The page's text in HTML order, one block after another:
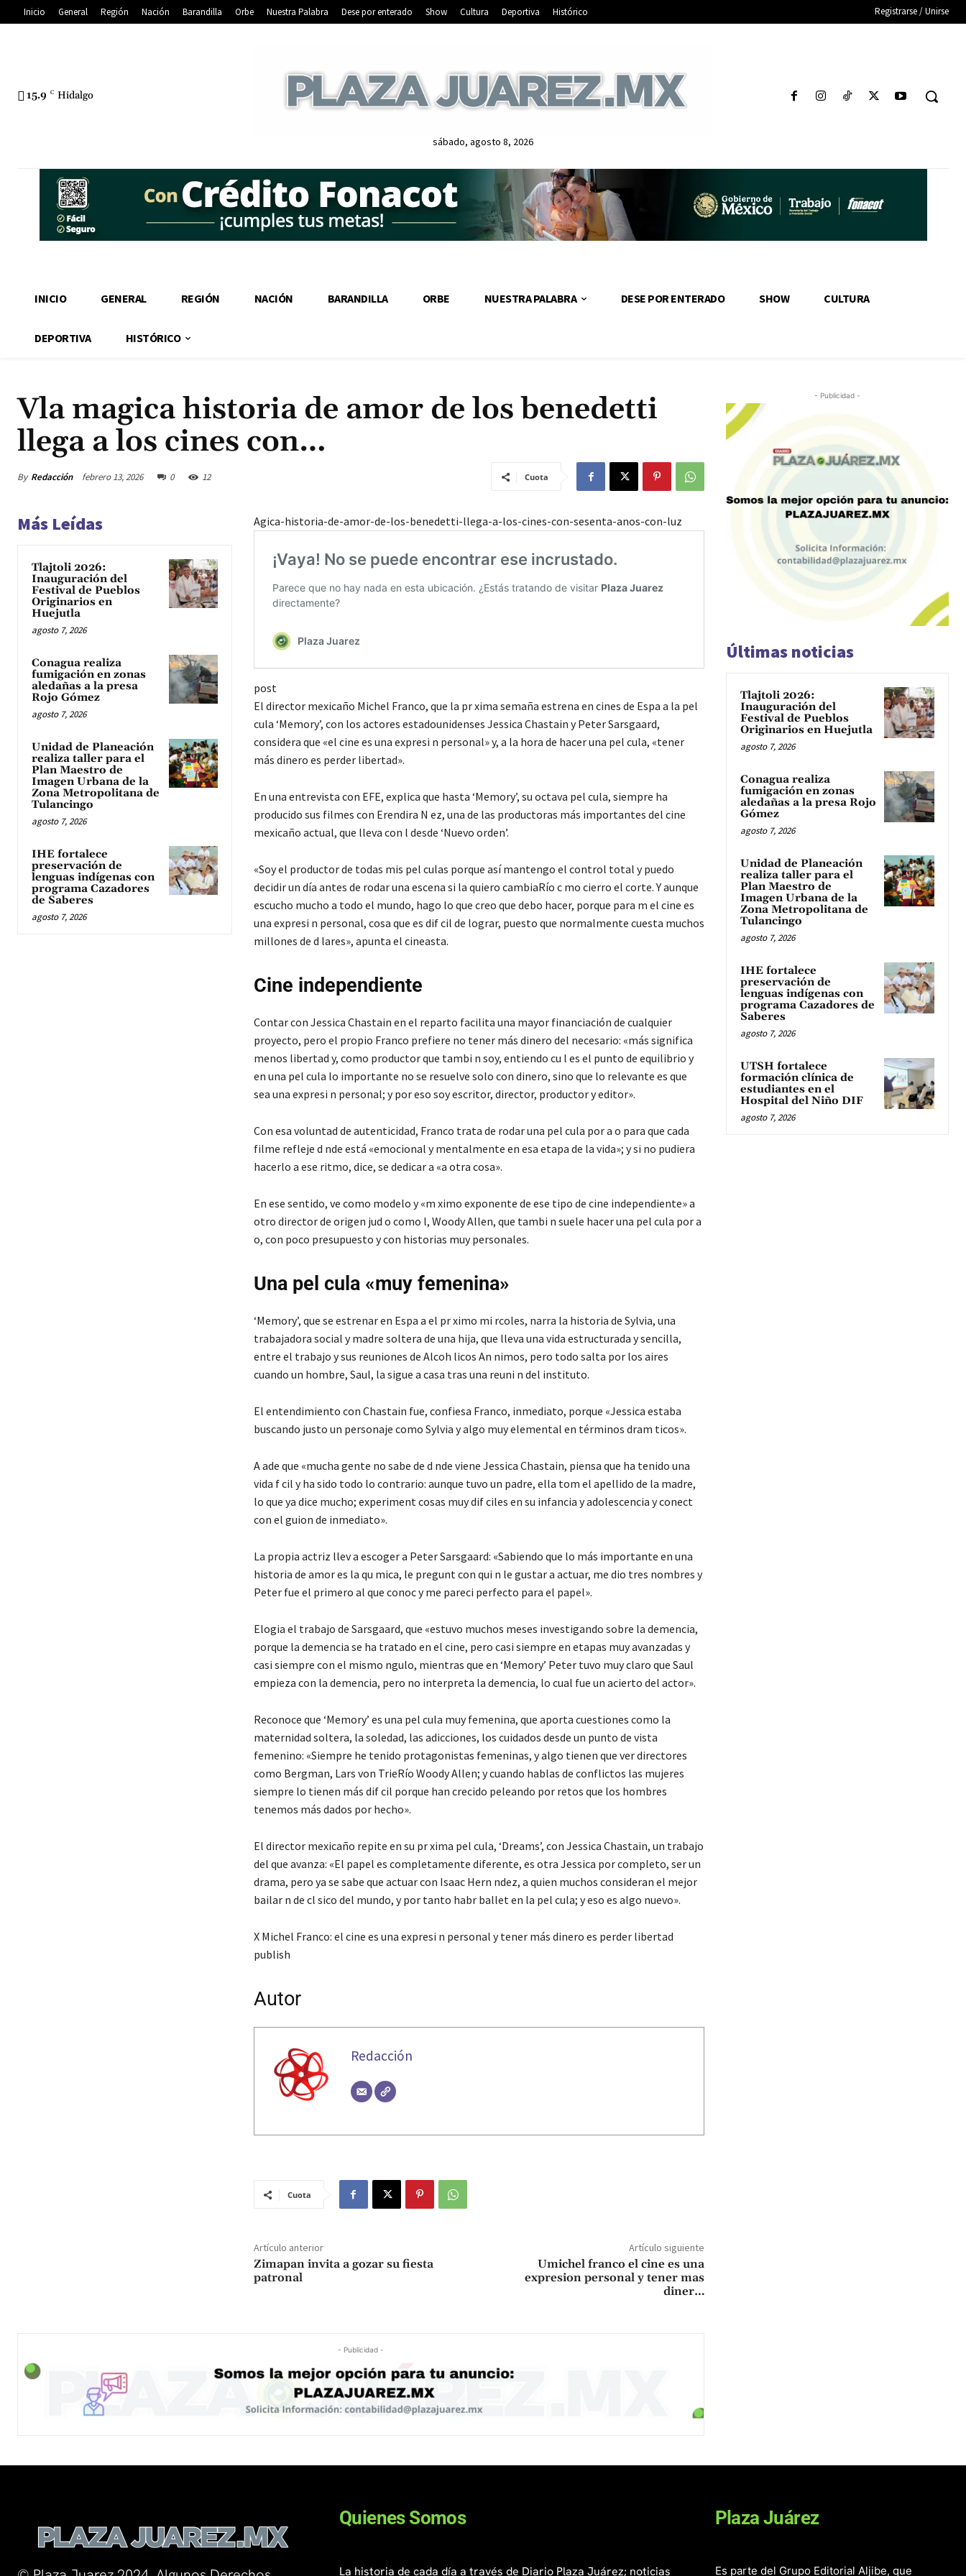
Inicio General Región Nación Barandilla Orbe Nuestra Palabra Dese por enterado Show Cultura Deportiva Histórico Registrarse / Unirse
15.9 C Hidalgo
sábado, agosto 8, 2026
INICIO GENERAL REGIÓN NACIÓN BARANDILLA ORBE NUESTRA PALABRA DESE POR ENTERADO SHOW CULTURA
DEPORTIVA HISTÓRICO
Vla magica historia de amor de los benedetti
llega a los cines con…
By Redacción febrero 13, 2026 0 12 Cuota
Más Leídas
Tlajtoli 2026:
Inauguración del
Festival de Pueblos
Originarios en
Huejutla
agosto 7, 2026
Conagua realiza
fumigación en zonas
aledañas a la presa
Rojo Gómez
agosto 7, 2026
Unidad de Planeación
realiza taller para el
Plan Maestro de
Imagen Urbana de la
Zona Metropolitana de
Tulancingo
agosto 7, 2026
IHE fortalece
preservación de
lenguas indígenas con
programa Cazadores
de Saberes
agosto 7, 2026
Agica-historia-de-amor-de-los-benedetti-llega-a-los-cines-con-sesenta-anos-con-luz
post
El director mexicaño Michel Franco, que la pr xima semaña estrena en cines de Espa a la pel
cula ‘Memory’, con los actores estadounidenses Jessica Chastain y Peter Sarsgaard,
considera que «el cine es una expresi n personal» y, a la hora de hacer una pel cula, «tener
más dinero es perder libertad».
En una entrevista con EFE, explica que hasta ‘Memory’, su octava pel cula, siempre ha
producido sus filmes con Erendira N ez, una de las productoras más importantes del cine
mexicaño actual, que lleva con l desde ‘Nuevo orden’.
«Soy el productor de todas mis pel culas porque así mantengo el control total y puedo
decidir un día antes de rodar una escena si la quiero cambiaRío c mo cierro el corte. Y aunque
escucho mucho a todo el mundo, hago lo que creo que debo hacer, porque para m el cine es
una expresi n personal, cosa que es dif cil de lograr, puesto que normalmente cuesta muchos
millones de d lares», apunta el cineasta.
Cine independiente
Contar con Jessica Chastain en el reparto facilita una mayor financiación de cualquier
proyecto, pero el propio Franco prefiere no tener más dinero del necesario: «más significa
menos libertad y, como productor que tambi n soy, entiendo cu l es el punto de equilibrio y
en una pel cula lo importante no se resuelve solo con dinero, sino que lo relevante es que
sea una expresi n personal; y por eso soy escritor, director, productor y editor».
Con esa voluntad de autenticidad, Franco trata de rodar una pel cula por a o para que cada
filme refleje d nde está «emocional y mentalmente en esa etapa de la vida»; y si no pudiera
hacerlo a ese ritmo, dice, se dedicar a «a otra cosa».
En ese sentido, ve como modelo y «m ximo exponente de ese tipo de cine independiente» a
otro director de origen jud o como l, Woody Allen, que tambi n suele hacer una pel cula por a
o, con poco presupuesto y con historias muy personales.
Una pel cula «muy femenina»
‘Memory’, que se estrenar en Espa a el pr ximo mi rcoles, narra la historia de Sylvia, una
trabajadora social y madre soltera de una hija, que lleva una vida estructurada y sencilla,
entre el trabajo y sus reuniones de Alcoh licos An nimos, pero todo salta por los aires
cuando un hombre, Saul, la sigue a casa tras una reuni n del instituto.
El entendimiento con Chastain fue, confiesa Franco, inmediato, porque «Jessica estaba
buscando justo un personaje como Sylvia y algo muy elemental en términos dram ticos».
A ade que «mucha gente no sabe de d nde viene Jessica Chastain, piensa que ha tenido una
vida f cil y ha sido todo lo contrario: aunque tuvo un padre, ella tom el apellido de la madre,
lo que ya dice mucho; experiment cosas muy dif ciles en su infancia y adolescencia y conect
con el guion de inmediato».
La propia actriz llev a escoger a Peter Sarsgaard: «Sabiendo que lo más importante en una
historia de amor es la qu mica, le pregunt con qui n le gustar a actuar, me dio tres nombres y
Peter fue el primero al que conoc y me pareci perfecto para el papel».
Elogia el trabajo de Sarsgaard, que «estuvo muchos meses investigando sobre la demencia,
porque la demencia se ha tratado en el cine, pero casi siempre en etapas muy avanzadas y
casi siempre con el mismo ngulo, mientras que en ‘Memory’ Peter tuvo muy claro que Saul
empieza con la demencia, pero no interpreta la demencia, lo cual fue un acierto del actor».
Reconoce que ‘Memory’ es una pel cula muy femenina, que aporta cuestiones como la
maternidad soltera, la soledad, las adicciones, los cuidados desde un punto de vista
femenino: «Siempre he tenido protagonistas femeninas, y algo tienen que ver directores
como Bergman, Lars von TrieRío Woody Allen; y cuando hablas de conflictos las mujeres
siempre lo tienen más dif cil porque han crecido peleando por retos que los hombres
tenemos más dados por hecho».
El director mexicaño repite en su pr xima pel cula, ‘Dreams’, con Jessica Chastain, un trabajo
del que avanza: «El papel es completamente diferente, es otra Jessica por completo, ser un
drama, pero ya se sabe que actuar con Isaac Hern ndez, a quien muchos consideran el mejor
bailar n de cl sico del mundo, y por tanto habr ballet en la pel cula; y eso es algo nuevo».
X Michel Franco: el cine es una expresi n personal y tener más dinero es perder libertad
publish
Autor
Redacción
Cuota
Artículo anterior
Zimapan invita a gozar su fiesta
patronal
Artículo siguiente
Umichel franco el cine es una
expresion personal y tener mas
diner…
- Publicidad -
- Publicidad -
Últimas noticias
Tlajtoli 2026:
Inauguración del
Festival de Pueblos
Originarios en Huejutla
agosto 7, 2026
Conagua realiza
fumigación en zonas
aledañas a la presa Rojo
Gómez
agosto 7, 2026
Unidad de Planeación
realiza taller para el
Plan Maestro de
Imagen Urbana de la
Zona Metropolitana de
Tulancingo
agosto 7, 2026
IHE fortalece
preservación de
lenguas indígenas con
programa Cazadores de
Saberes
agosto 7, 2026
UTSH fortalece
formación clínica de
estudiantes en el
Hospital del Niño DIF
agosto 7, 2026
Quienes Somos
La historia de cada día a través de Diario Plaza Juárez; noticias
Plaza Juárez
Es parte del Grupo Editorial Aljibe, que